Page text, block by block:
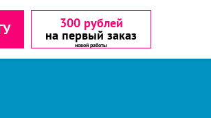
300 рублей
на первый заказ